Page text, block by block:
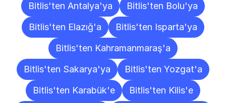
Bitlis'ten Antalya'ya
Bitlis'ten Bolu'ya
Bitlis'ten Elazığ'a
Bitlis'ten Isparta'ya
Bitlis'ten Kahramanmaraş'a
Bitlis'ten Sakarya'ya
Bitlis'ten Yozgat'a
Bitlis'ten Karabük'e
Bitlis'ten Kilis'e